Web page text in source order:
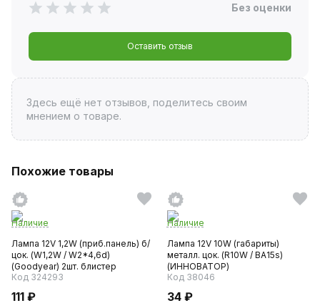
Без оценки
Оставить отзыв
Здесь ещё нет отзывов, поделитесь своим
мнением о товаре.
Похожие товары
Наличие
Лампа 12V 1,2W (приб.панель) б/
цок. (W1,2W / W2*4,6d)
(Goodyear) 2шт. блистер
Код 324293
111 ₽
Наличие
Лампа 12V 10W (габариты)
металл. цок. (R10W / ВА15s)
(ИННОВАТОР)
Код 38046
34 ₽